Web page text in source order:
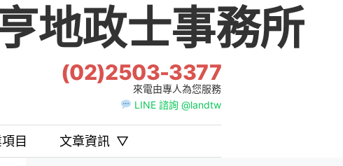
地政士事務所
(02)2503-3377
來電由專人為您服務
LINE 諮詢 @landtw
目 文章資訊 ▽